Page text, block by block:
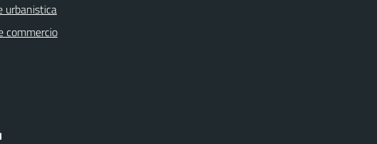
urbanistica
commercio